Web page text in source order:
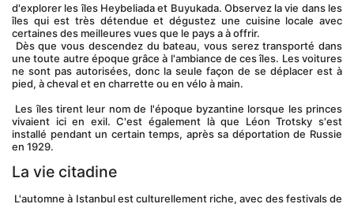
d'explorer les îles Heybeliada et Buyukada. Observez la vie dans les
îles qui est très détendue et dégustez une cuisine locale avec
certaines des meilleures vues que le pays a à offrir.
une toute autre époque grâce à l'ambiance de ces îles. Les voitures
ne sont pas autorisées, donc la seule façon de se déplacer est à
pied, à cheval et en charrette ou en vélo à main.
vivaient ici en exil. C'est également là que Léon Trotsky s'est
installé pendant un certain temps, après sa déportation de Russie
en 1929.
La vie citadine